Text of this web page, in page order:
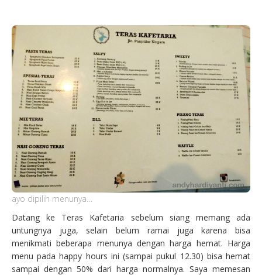
ayo dipilih menunya…
Datang ke Teras Kafetaria sebelum siang memang ada
untungnya juga, selain belum ramai juga karena bisa
menikmati beberapa menunya dengan harga hemat. Harga
menu pada happy hours ini (sampai pukul 12.30) bisa hemat
sampai dengan 50% dari harga normalnya. Saya memesan